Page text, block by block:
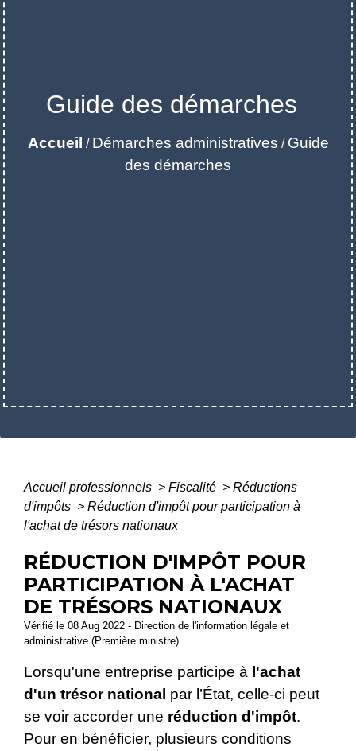
Guide des démarches
Accueil / Démarches administratives / Guide
des démarches
Accueil professionnels > Fiscalité > Réductions
d'impôts > Réduction d'impôt pour participation à
l'achat de trésors nationaux
RÉDUCTION D'IMPÔT POUR
PARTICIPATION À L'ACHAT
DE TRÉSORS NATIONAUX
Vérifié le 08 Aug 2022 - Direction de l'information légale et
administrative (Première ministre)
Lorsqu'une entreprise participe à l'achat
d'un trésor national par l’État, celle-ci peut
se voir accorder une réduction d'impôt.
Pour en bénéficier, plusieurs conditions